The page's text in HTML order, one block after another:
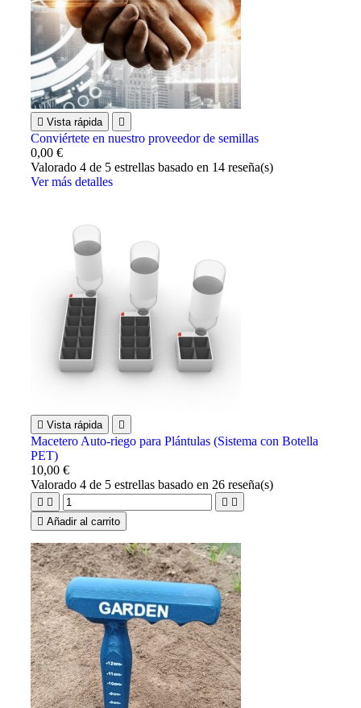
 Vista rápida 
Conviértete en nuestro proveedor de semillas
0,00 €
Valorado4 de 5 estrellas basado en 14 reseña(s)
Ver más detalles
 Vista rápida 
Macetero Auto-riego para Plántulas (Sistema con Botella
PET)
10,00 €
Valorado4 de 5 estrellas basado en 26 reseña(s)
   
 Añadir al carrito